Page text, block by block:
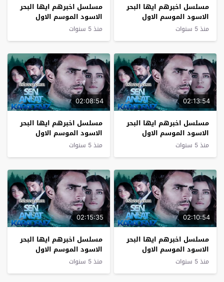
مسلسل اخبرهم ايها البحر
الاسود الموسم الاول
الحلقة 16
منذ 5 سنوات
مسلسل اخبرهم ايها البحر
الاسود الموسم الاول
الحلقة 15
منذ 5 سنوات
02:13:54
مسلسل اخبرهم ايها البحر
الاسود الموسم الاول
الحلقة 14
منذ 5 سنوات
02:08:54
مسلسل اخبرهم ايها البحر
الاسود الموسم الاول
الحلقة 13
منذ 5 سنوات
02:10:54
مسلسل اخبرهم ايها البحر
الاسود الموسم الاول
الحلقة 12
منذ 5 سنوات
02:15:35
مسلسل اخبرهم ايها البحر
الاسود الموسم الاول
الحلقة 11
منذ 5 سنوات